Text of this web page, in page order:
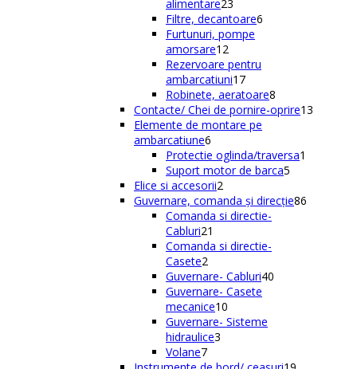
alimentare23
de
produse
Filtre, decantoare6
Furtunuri, pompe
amorsare12
produse
Rezervoare pentru
ambarcatiuni1717
produse
Robinete, aeratoare8
produse
Contacte/ Chei de pornire-oprire13
Elemente de montare pe
ambarcatiune6
produse
Protectie oglinda/traversa1
Suport motor de barca5
Elice si accesorii2
produse
Guvernare, comanda și direcție86
Comanda si directie-
Cabluri21
de
Comanda si directie-
Casete2
produse
Guvernare- Cabluri40
Guvernare- Casete
mecanice10
produse
Guvernare- Sisteme
hidraulice3
Volane77